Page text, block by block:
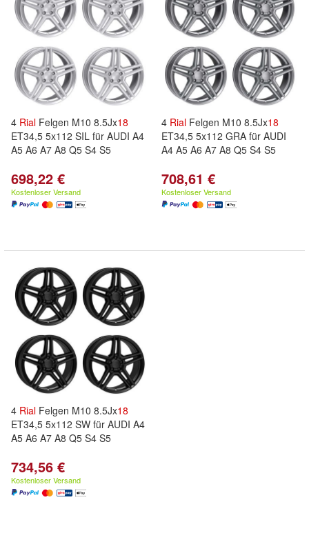
4 Rial Felgen M10 8.5Jx18
ET34,5 5x112 SIL für AUDI A4
A5 A6 A7 A8 Q5 S4 S5
698,22 €
Kostenloser Versand
4 Rial Felgen M10 8.5Jx18
ET34,5 5x112 GRA für AUDI
A4 A5 A6 A7 A8 Q5 S4 S5
708,61 €
Kostenloser Versand
4 Rial Felgen M10 8.5Jx18
ET34,5 5x112 SW für AUDI A4
A5 A6 A7 A8 Q5 S4 S5
734,56 €
Kostenloser Versand